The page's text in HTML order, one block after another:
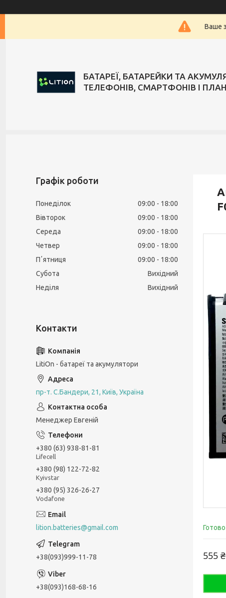
Ваше
БАТАРЕЇ, БАТАРЕЙКИ ТА
ТЕЛЕФОНІВ, СМАРТФОНІВ І
555 ₴
Графік роботи
Понеділок 09:00
18:00
Вівторок
09:00
18:00
Середа
09:00
18:00
Четвер
09:00
18:00
Пʼятниця
09:00
18:00
Субота
Вихідний
Неділя
Вихідний
LitiOn - батареї та акумулятори
пр-т. С.Бандери, 21, Київ, Україна
Менеджер Евгеній
+380 (63) 938-81-81
Lifecell
+380 (98) 122-72-82
Kyivstar
+380 (95) 326-26-27
Vodafone
lition.batteries@gmail.com
+38(093)999-11-78
+38(093)168-68-16